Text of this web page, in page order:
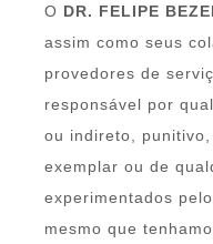
O DR. FELIPE
assim como seus
provedores de
responsável por
ou indireto,
exemplar ou de
experimentados
mesmo que